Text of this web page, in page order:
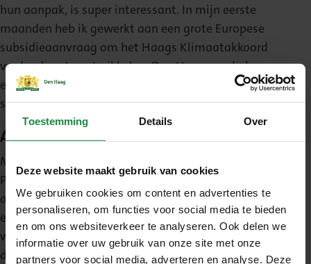
Toestemming Details Over
Deze website maakt gebruik van cookies
We gebruiken cookies om content en advertenties te
personaliseren, om functies voor social media te bieden
en om ons websiteverkeer te analyseren. Ook delen we
informatie over uw gebruik van onze site met onze
partners voor social media, adverteren en analyse. Deze
hun aanpak, is super interessant. In mijn eerste
maanden heb ik gewerkt aan een grote Europese
subsidieaanvraag om het Haags Klimaatakkoord
verder door te ontwikkelen. Den Haag werd als
enige Nederlandse stad geselecteerd. Daar ben ik
stiekem toch best wel trots op!
Aanjagers
Mijn afdeling is recentelijk omgetoverd van het
Programmabureau Duurzaamheid naar de
afdeling Duurzaamheid & Innovatie. Met zo’n 17
enthousiaste collega’s blijven we programmatisch
werken, maar onze missie is nog steeds hetzelfde:
duurzaamheid in de organisatie en de stad op de